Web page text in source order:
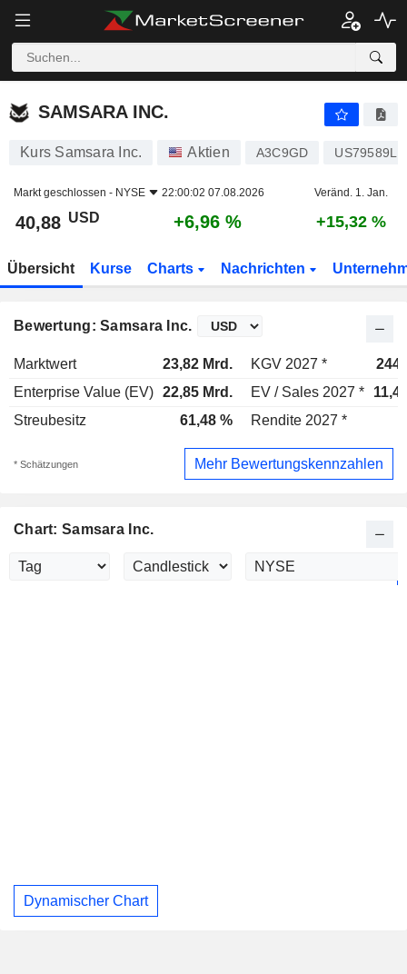
SAMSARA INC.
SAMSARA INC.
Kurs Samsara Inc. Aktien A3C9GD
Markt geschlossen - NYSE 22:00:02 07.08.2026 Veränd. 1. Jan.
40,88 USD +6,96 % +15,32 %
Übersicht Kurse Charts Nachrichten
Bewertung: Samsara Inc.
Marktwert 23,82 Mrd. KGV 2027 *
Enterprise Value (EV) 22,85 Mrd. EV / Sales 2027 *
Streubesitz
61,48 % Rendite 2027 *
* Schätzungen Mehr Bewertungskennzahlen
Chart: Samsara Inc.
Dynamischer Chart